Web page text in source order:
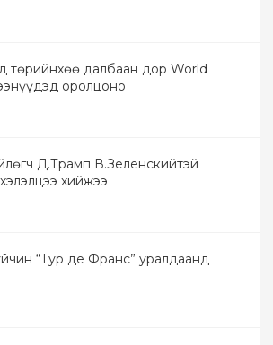
төрийнхөө далбаан дор World
оролцоно
Д.Трамп В.Зеленскийтэй
хийжээ
“Тур де Франс” уралдаанд